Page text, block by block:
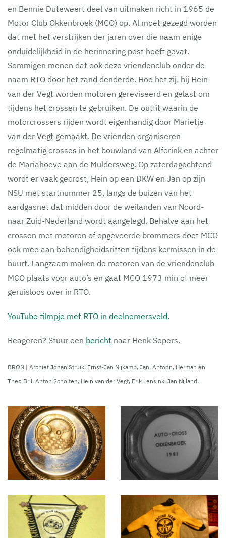
en Bennie Duteweert deel van uitmaken richt in 1965 de
Motor Club Okkenbroek (MCO) op. Al moet gezegd worden
dat met het verstrijken der jaren over die naam enige
onduidelijkheid in de herinnering post heeft gevat.
Sommigen menen dat ook deze vriendenclub onder de
naam RTO door het zand denderde. Hoe het zij, bij Hein
van der Vegt worden motoren gereviseerd en gelast om
tijdens het crossen te gebruiken. De outfit waarin de
motorcrossers rijden wordt eigenhandig door Marietje
van der Vegt gemaakt. De vrienden organiseren
regelmatig crosses in het bouwland van Alferink en achter
de Mariahoeve aan de Muldersweg. Op zaterdagochtend
wordt er vaak gecrost, Hein op een DKW en Jan op zijn
NSU met startnummer 25, langs de buizen van het
aardgasnet dat midden door de weilanden van Noord-
naar Zuid-Nederland wordt aangelegd. Behalve aan het
crossen met motoren of opgevoerde brommers doet MCO
ook mee aan behendigheidsritten tijdens kermissen in de
buurt. Langzaam maken de motoren van de vriendenclub
MCO plaats voor auto’s en gaat MCO 1973 min of meer
geruisloos over in RTO.
YouTube filmpje met RTO in deelnemersveld.
Reageren? Stuur een bericht naar Henk Sepers.
BRON | Archief Johan Struik, Ernst-Jan Nijkamp, Jan, Antoon, Herman en
Theo Bril, Anton Scholten, Hein van der Vegt, Erik Lensink, Jan Nijland.